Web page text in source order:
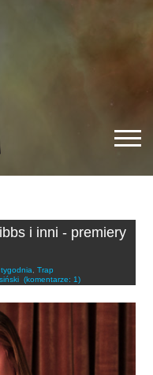
i inni - premiery
tygodnia, Trap
(komentarze: 1)